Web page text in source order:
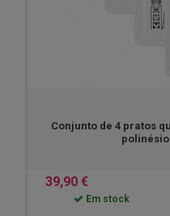
Conjunto de 4 pratos
39,90 €
Em stock